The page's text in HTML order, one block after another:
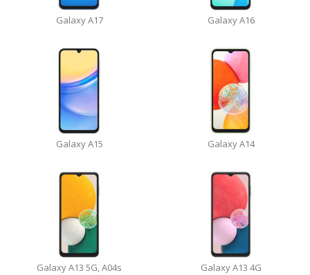
Galaxy A17 Galaxy A16
Galaxy A15 Galaxy A14
Galaxy A13 5G, A04s Galaxy A13 4G